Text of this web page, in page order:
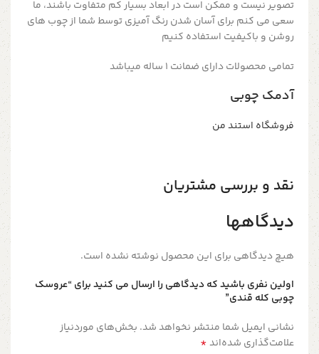
تصویر نیست و ممکن است در ابعاد بسیار کم متفاوت باشند، ما
سعی می کنم برای آسان شدن رنگ آمیزی توسط شما از چوب های
روشن و باکیفیت استفاده کنیم
تمامی محصولات دارای ضمانت ۱ ساله میباشد
آدمک چوبی
فروشگاه استند من
نقد و بررسی مشتریان
دیدگاهها
هیچ دیدگاهی برای این محصول نوشته نشده است.
اولین نفری باشید که دیدگاهی را ارسال می کنید برای “عروسک
چوبی کله قندی”
نشانی ایمیل شما منتشر نخواهد شد. بخش‌های موردنیاز
علامت‌گذاری شده‌اند*